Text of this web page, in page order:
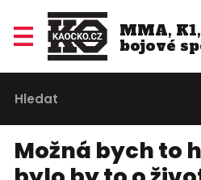
MMA,
bojové
Možná bych to